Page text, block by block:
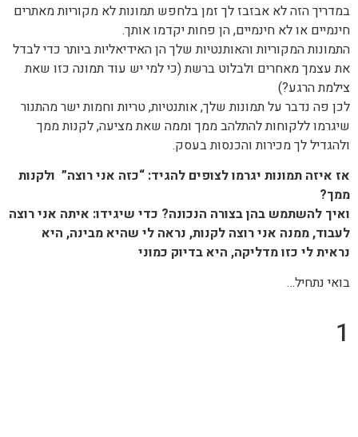
במדריך הזה לא אבזבז לך זמן בלחפש תמונות לא מקוריות מאתרים
חינמיים או לא חינמיים, הן פחות יקדמו אותך.
התמונות המקוריות והאותנטיות שלך הן האידיאליות ביותר כדי לבדל
את עצמך מאחרים ולבלוט ברשת (כי למי יש עוד תמונה כזו שאת
צילמת הרגע?)
לכן פה נדבר על תמונות שלך, אותנטיות, טריות וחמות ישר מהתנור
שיגרמו ללקוחות להתלהב ממך וממה שאת מציעה, לקנות ממך
ולהגדיל לך מכירות והכנסות בעסק.
אז איזה תמונות יגרמו לצופים להגיד: “כזה אני רוצה” ולקנות
ממך?
ואיך להשתמש בהן בצורה הנכונה? כדי שיגידו: איתה אני רוצה
לעבוד, ממנה אני רוצה לקנות, נראה לי שהיא מבינה, היא
נראית לי כזו מדליקה, היא בדיוק כמוני
בואי נתחיל…
1